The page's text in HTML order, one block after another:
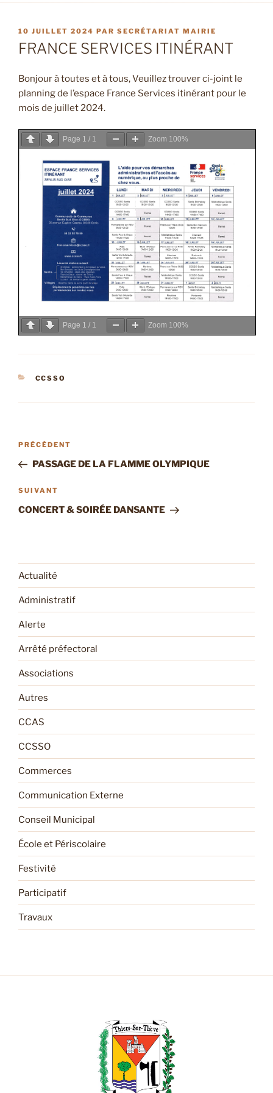
PUBLIÉ
LE
10 JUILLET 2024 PAR SECRÉTARIAT MAIRIE
FRANCE SERVICES ITINÉRANT
Bonjour à toutes et à tous, Veuillez trouver ci-joint le
planning de l’espace France Services itinérant pour le
mois de juillet 2024.
Page 1 / 1 Zoom 100%
Page 1 / 1 Zoom 100%
CATÉGORIES
CCSSO
Navigation
l’article
Article
précédent
PRÉCÉDENT
PASSAGE DE LA FLAMME OLYMPIQUE
Article
suivant
SUIVANT
CONCERT & SOIRÉE DANSANTE
Actualité
Administratif
Alerte
Arrêté préfectoral
Associations
Autres
CCAS
CCSSO
Commerces
Communication Externe
Conseil Municipal
École et Périscolaire
Festivité
Participatif
Travaux